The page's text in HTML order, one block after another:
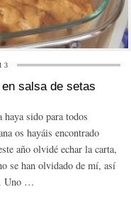
salsa de setas
sido para todos
os hayáis encontrado
año olvidé echar la carta,
se han olvidado de mí, así
Uno …